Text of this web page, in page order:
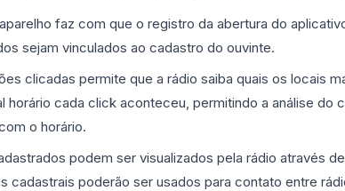
faz com que o registro da abertura do
sejam vinculados ao cadastro do ouvinte.
clicadas permite que a rádio saiba quais os locais
horário cada click aconteceu, permitindo a análise do
o horário.
podem ser visualizados pela rádio através
cadastrais poderão ser usados para contato entre